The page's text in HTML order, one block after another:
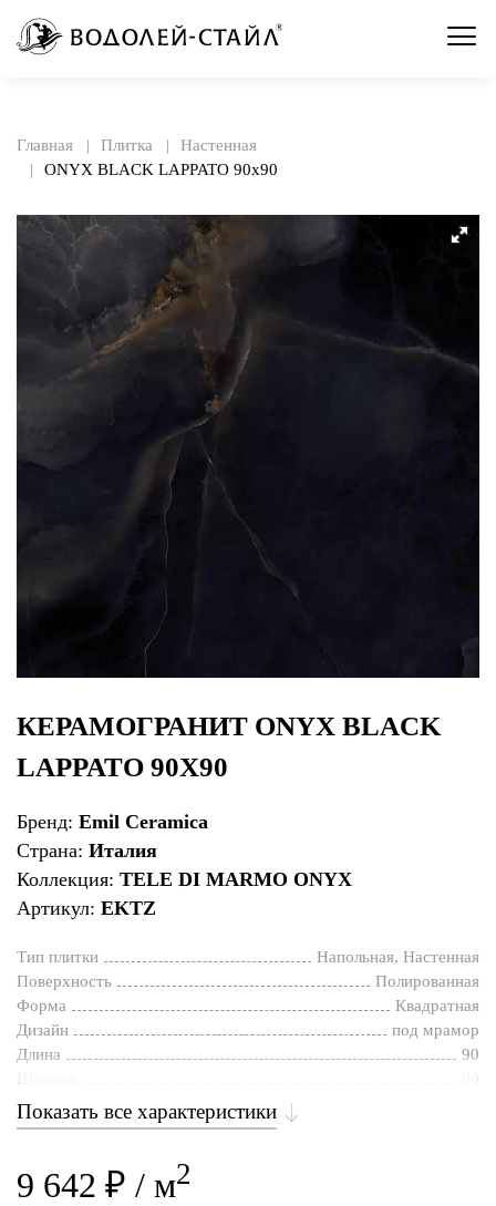
Главная Плитка
Настенная
ONYX BLACK LAPPATO 90x90
КЕРАМОГРАНИТ ONYX BLACK
LAPPATO 90X90
Бренд: Emil Ceramica
Страна: Италия
Коллекция: TELE DI MARMO ONYX
Артикул: EKTZ
Тип плитки
Напольная, Настенная
Поверхность
Полированная
Форма
Квадратная
Дизайн
под мрамор
Длина
90
Показать все характеристики
9 642 ₽ / м2